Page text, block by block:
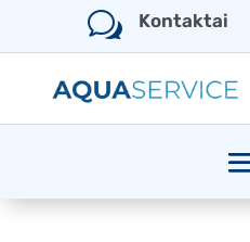
w Kontaktai